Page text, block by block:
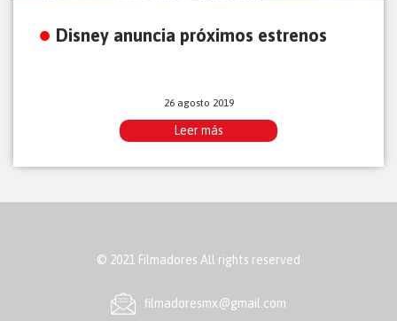
Disney anuncia próximos estrenos
26 agosto 2019
Leer más
© 2021 Filmadores All rights reserved
ﬁlmadoresmx@gmail.com